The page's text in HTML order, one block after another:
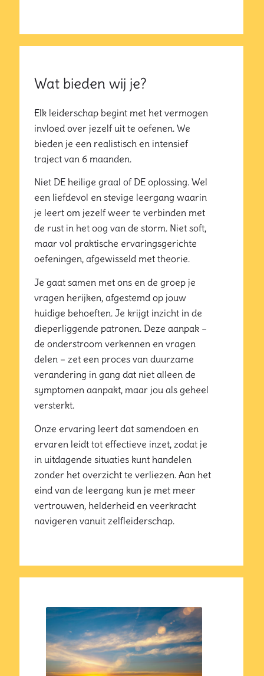
Wat bieden wij je?
Elk leiderschap begint met het vermogen
invloed over jezelf uit te oefenen. We
bieden je een realistisch en intensief
traject van 6 maanden.
Niet DE heilige graal of DE oplossing. Wel
een liefdevol en stevige leergang waarin
je leert om jezelf weer te verbinden met
de rust in het oog van de storm. Niet soft,
maar vol praktische ervaringsgerichte
oefeningen, afgewisseld met theorie.
Je gaat samen met ons en de groep je
vragen herijken, afgestemd op jouw
huidige behoeften. Je krijgt inzicht in de
dieperliggende patronen. Deze aanpak –
de onderstroom verkennen en vragen
delen – zet een proces van duurzame
verandering in gang dat niet alleen de
symptomen aanpakt, maar jou als geheel
versterkt.
Onze ervaring leert dat samendoen en
ervaren leidt tot effectieve inzet, zodat je
in uitdagende situaties kunt handelen
zonder het overzicht te verliezen. Aan het
eind van de leergang kun je met meer
vertrouwen, helderheid en veerkracht
navigeren vanuit zelfleiderschap.